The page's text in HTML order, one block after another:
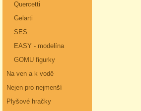
Quercetti
Gelarti
SES
EASY - modelína
GOMU figurky
Na ven a k vodě
Nejen pro nejmenší
Plyšové hračky